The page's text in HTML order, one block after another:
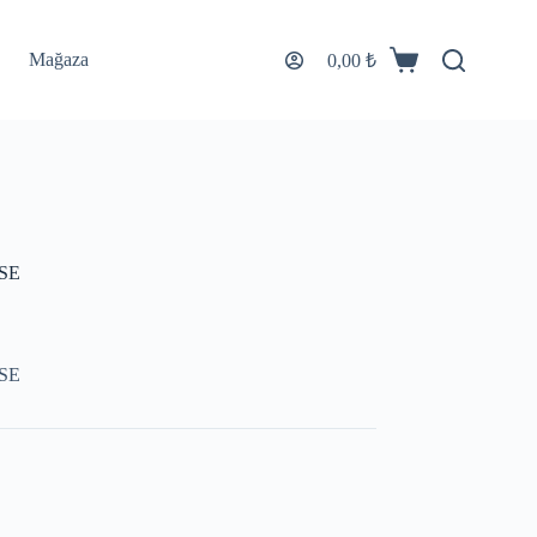
Mağaza 0,00 ₺